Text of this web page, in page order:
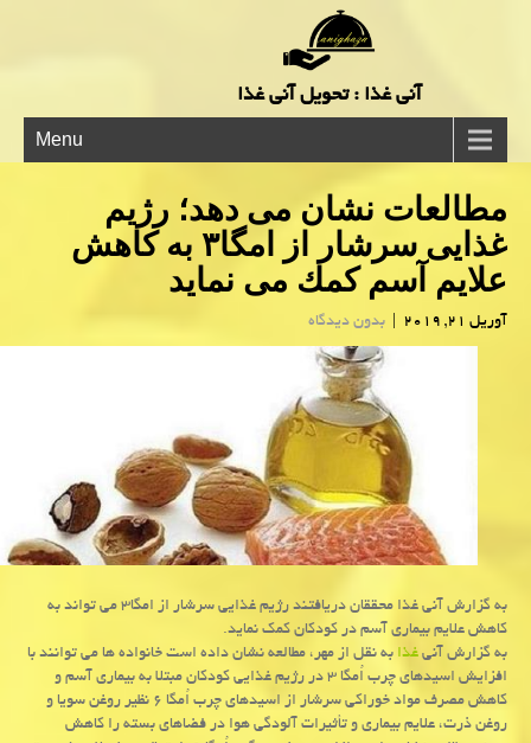
آنی غذا : تحویل آنی غذا
Menu
مطالعات نشان می دهد؛ رژیم
غذایی سرشار از امگا۳ به كاهش
علایم آسم كمك می نماید
آوریل 21, 2019 | بدون دیدگاه
به گزارش آنی غذا محققان دریافتند رژیم غذایی سرشار از امگا۳ می تواند به
كاهش علایم بیماری آسم در كودكان كمك نماید.
به گزارش آنیغذابه نقل از مهر، مطالعه نشان داده است خانواده ها می توانند با
افزایش اسیدهای چرب اُمگا ۳ در رژیم غذایی كودكان مبتلا به بیماری آسم و
كاهش مصرف مواد خوراكی سرشار از اسیدهای چرب اُمگا ۶ نظیر روغن سویا و
روغن ذرت، علایم بیماری و تأثیرات آلودگی هوا در فضاهای بسته را كاهش